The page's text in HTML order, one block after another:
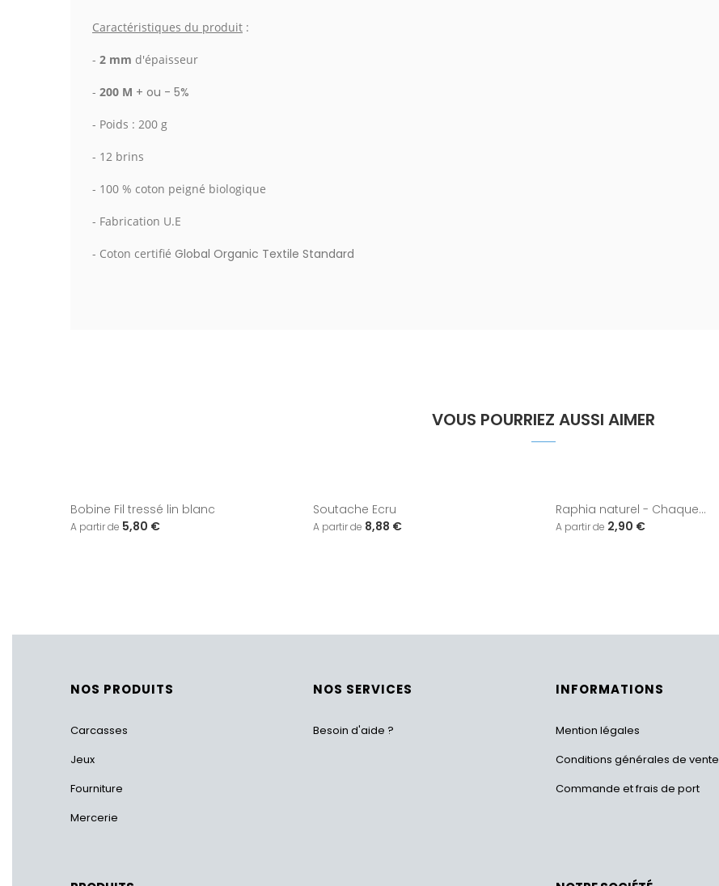
Caractéristiques du produit :
- 2 mm d'épaisseur
- 200 M + ou - 5%
- Poids : 200 g
- 12 brins
- 100 % coton peigné biologique
- Fabrication U.E
- Coton certifié Global Organic Textile Standard
VOUS POURRIEZ AUSSI AIMER
Bobine Fil tressé lin blanc
5,80 €
Soutache Ecru
8,88 €
Raphia naturel - Chaque...
2,90 €
NOS PRODUITS
Carcasses
Jeux
Fourniture
Mercerie
NOS SERVICES
Besoin d'aide ?
INFORMATIONS
Mention légales
Conditions générales de vente
Commande et frais de port